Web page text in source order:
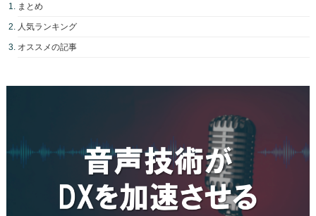
まとめ
人気ランキング
オススメの記事